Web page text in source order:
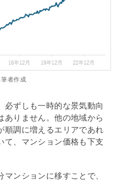
者作成
必ずしも一時的な景気動向
ありません。他の地域から
順調に増えるエリアであれ
て、マンション価格も下支
ンションに移すことで、